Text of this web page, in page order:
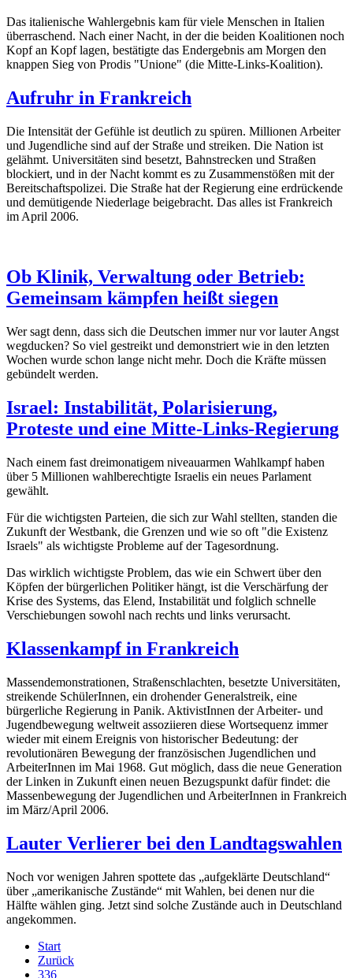
Das italienische Wahlergebnis kam für viele Menschen in Italien
überraschend. Nach einer Nacht, in der die beiden Koalitionen noch
Kopf an Kopf lagen, bestätigte das Endergebnis am Morgen den
knappen Sieg von Prodis "Unione" (die Mitte-Links-Koalition).
Aufruhr in Frankreich
Die Intensität der Gefühle ist deutlich zu spüren. Millionen Arbeiter
und Jugendliche sind auf der Straße und streiken. Die Nation ist
gelähmt. Universitäten sind besetzt, Bahnstrecken und Straßen
blockiert, und in der Nacht kommt es zu Zusammenstößen mit der
Bereitschaftspolizei. Die Straße hat der Regierung eine erdrückende
und demütigende Niederlage beigebracht. Das alles ist Frankreich
im April 2006.
Ob Klinik, Verwaltung oder Betrieb:
Gemeinsam kämpfen heißt siegen
Wer sagt denn, dass sich die Deutschen immer nur vor lauter Angst
wegducken? So viel gestreikt und demonstriert wie in den letzten
Wochen wurde schon lange nicht mehr. Doch die Kräfte müssen
gebündelt werden.
Israel: Instabilität, Polarisierung,
Proteste und eine Mitte-Links-Regierung
Nach einem fast dreimonatigem niveauarmen Wahlkampf haben
über 5 Millionen wahlberechtigte Israelis ein neues Parlament
gewählt.
Für die wichtigsten Parteien, die sich zur Wahl stellten, standen die
Zukunft der Westbank, die Grenzen und wie so oft "die Existenz
Israels" als wichtigste Probleme auf der Tagesordnung.
Das wirklich wichtigste Problem, das wie ein Schwert über den
Köpfen der bürgerlichen Politiker hängt, ist die Verschärfung der
Krise des Systems, das Elend, Instabilität und folglich schnelle
Verschiebungen sowohl nach rechts und links verursacht.
Klassenkampf in Frankreich
Massendemonstrationen, Straßenschlachten, besetzte Universitäten,
streikende SchülerInnen, ein drohender Generalstreik, eine
bürgerliche Regierung in Panik. AktivistInnen der Arbeiter- und
Jugendbewegung weltweit assoziieren diese Wortsequenz immer
wieder mit einem Ereignis von historischer Bedeutung: der
revolutionären Bewegung der französischen Jugendlichen und
ArbeiterInnen im Mai 1968. Gut möglich, dass die neue Generation
der Linken in Zukunft einen neuen Bezugspunkt dafür findet: die
Massenbewegung der Jugendlichen und ArbeiterInnen in Frankreich
im März/April 2006.
Lauter Verlierer bei den Landtagswahlen
Noch vor wenigen Jahren spottete das „aufgeklärte Deutschland“
über „amerikanische Zustände“ mit Wahlen, bei denen nur die
Hälfte wählen ging. Jetzt sind solche Zustände auch in Deutschland
angekommen.
Start
Zurück
336